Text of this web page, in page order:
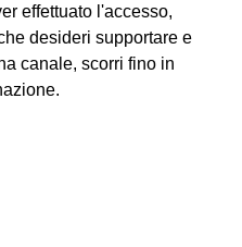
effettuato l'accesso,
desideri supportare e
canale, scorri fino in